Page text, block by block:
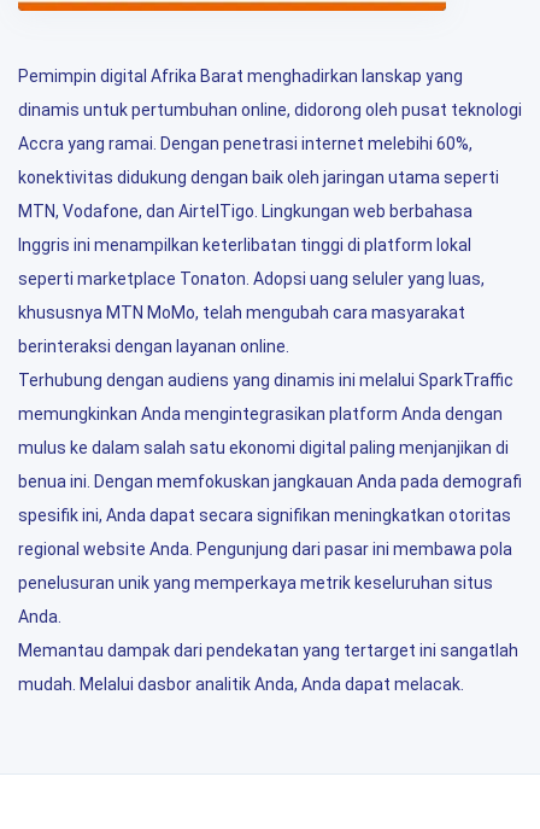
Pemimpin digital Afrika Barat menghadirkan lanskap yang
dinamis untuk pertumbuhan online, didorong oleh pusat teknologi
Accra yang ramai. Dengan penetrasi internet melebihi 60%,
konektivitas didukung dengan baik oleh jaringan utama seperti
MTN, Vodafone, dan AirtelTigo. Lingkungan web berbahasa
Inggris ini menampilkan keterlibatan tinggi di platform lokal
seperti marketplace Tonaton. Adopsi uang seluler yang luas,
khususnya MTN MoMo, telah mengubah cara masyarakat
berinteraksi dengan layanan online.
Terhubung dengan audiens yang dinamis ini melalui SparkTraffic
memungkinkan Anda mengintegrasikan platform Anda dengan
mulus ke dalam salah satu ekonomi digital paling menjanjikan di
benua ini. Dengan memfokuskan jangkauan Anda pada demografi
spesifik ini, Anda dapat secara signifikan meningkatkan otoritas
regional website Anda. Pengunjung dari pasar ini membawa pola
penelusuran unik yang memperkaya metrik keseluruhan situs
Anda.
Memantau dampak dari pendekatan yang tertarget ini sangatlah
mudah. Melalui dasbor analitik Anda, Anda dapat melacak.